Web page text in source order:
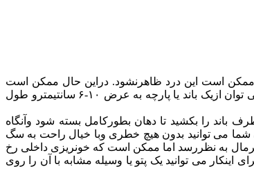
ممکن است این درد ظاهرنشود. دراین حال ممکن است
دست شما را گازبگیرد ویا درقبال کمکهای شما مقاومت کند. بنابراین اگرمی خواهید که به سگ کمک کرده باشید ابتدا باید دهان اورا ببندید. برای اینکارمی توان ازیک باند یا پارچه به عرض ۱۰-۶ سانتیمترو طول
باند را بکشید تا دهان بطورکامل بسته شود وآنگاه
شما می توانید بدون هیچ خطری وبا خیال راحت به سگ
به نظررسد اما ممکن است که خونریزی داخلی رخ
می توانید یک پتو یا وسیله مشابه با آن را روی